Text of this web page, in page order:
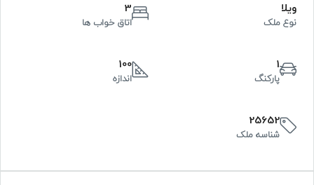
ویلا
نوع ملک
3
اتاق خواب ها
1
پارکنگ
100
اندازه
25652
شناسه ملک